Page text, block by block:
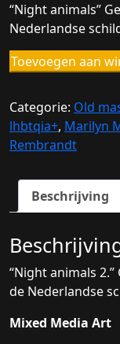
“Night animals”
Nederlandse
Night
animals
aantal
Toevoegen aan
Categorie: Old
lhbtqia+, Marilyn
Rembrandt
Beschrijving
“Night animals
de Nederlandse
Mixed Media Art